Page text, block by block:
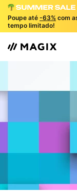
Poupe até -63% com
tempo limitado!